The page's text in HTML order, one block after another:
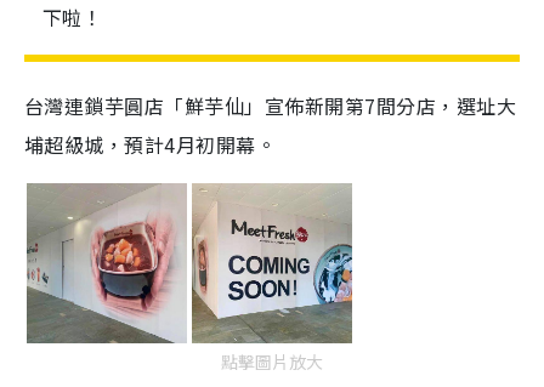
下啦！
台灣連鎖芋圓店「鮮芋仙」宣佈新開第7間分店，選址大
埔超級城，預計4月初開幕。
點擊圖片放大